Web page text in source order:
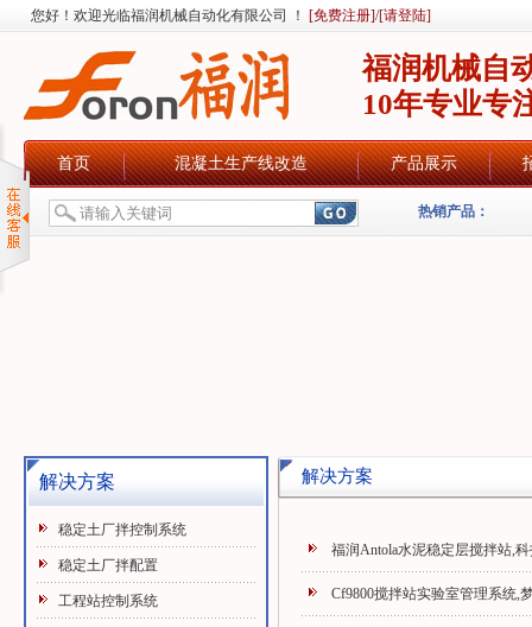
您好！欢迎光临福润机械自动化有限公司 ！ [免费注册]/[请登陆]
福润机械自
10年专业专
首页 混凝土生产线改造 产品展示
热销产品：
解决方案
稳定土厂拌控制系统
稳定土厂拌配置
工程站控制系统
解决方案
福润Antola水泥稳定层搅拌站,
Cf9800搅拌站实验室管理系统,